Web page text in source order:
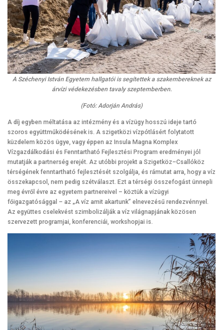
A Széchenyi István Egyetem hallgatói is segítettek a szakembereknek az
árvízi védekezésben tavaly szeptemberben.
(Fotó: Adorján András)
A díj egyben méltatása az intézmény és a vízügy hosszú ideje tartó
szoros együttműködésének is. A szigetközi vízpótlásért folytatott
küzdelem közös ügye, vagy éppen az Insula Magna Komplex
Vízgazdálkodási és Fenntartható Fejlesztési Program eredményei jól
mutatják a partnerség erejét. Az utóbbi projekt a Szigetköz–Csallóköz
térségének fenntartható fejlesztését szolgálja, és rámutat arra, hogy a víz
összekapcsol, nem pedig szétválaszt. Ezt a térségi összefogást ünnepli
meg évről évre az egyetem partnereivel – köztük a vízügyi
főigazgatósággal – az „A víz amit akartunk” elnevezésű rendezvénnyel.
Az együttes cselekvést szimbolizálják a víz világnapjának közösen
szervezett programjai, konferenciái, workshopjai is.